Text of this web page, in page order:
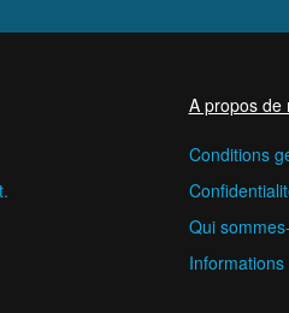
A propos de
Conditions
Qui